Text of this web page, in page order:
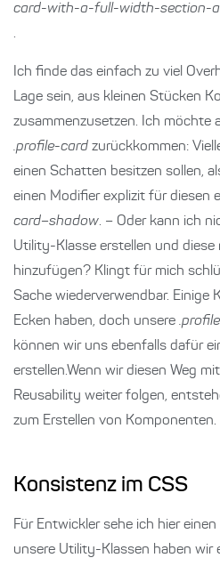
card-with-a-full-width-section-
.
Ich finde das einfach zu viel
Lage sein, aus kleinen Stücken
zusammenzusetzen. Ich möchte
.profile-card zurückkommen:
einen Schatten besitzen sollen,
einen Modifier explizit für diesen
card–shadow. – Oder kann ich
Utility-Klasse erstellen und diese
hinzufügen? Klingt für mich
Sache wiederverwendbar. Einige
Ecken haben, doch unsere
können wir uns ebenfalls dafür
erstellen.Wenn wir diesen Weg
Reusability weiter folgen,
zum Erstellen von Komponenten.
Konsistenz im CSS
Für Entwickler sehe ich hier
unsere Utility-Klassen haben wir